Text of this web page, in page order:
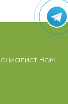
Вам